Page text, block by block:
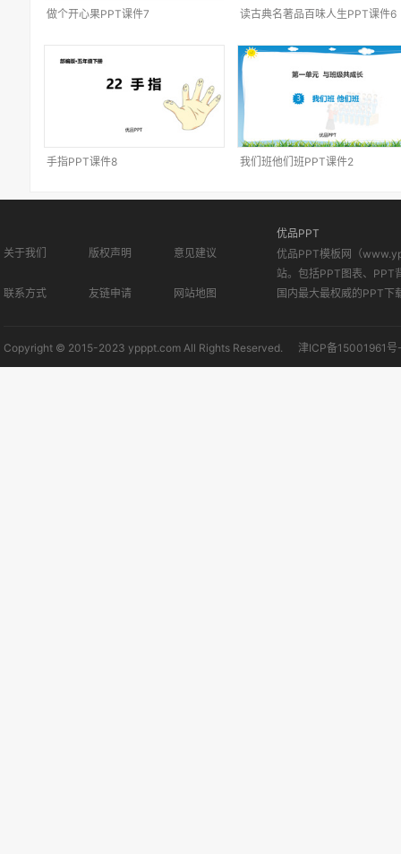
做个开心果PPT课件7 读古典名著品百味人生PPT课件6
手指PPT课件8 我们班他们班PPT课件2
关于我们 版权声明 意见建议
联系方式 友链申请 网站地图
优品PPT
优品PPT模板网（
站。包括PPT图表、PPT
国内最大最权威的PPT下
Copyright © 2015-2023 ypppt.com All Rights Reserved. 津ICP备15001961号